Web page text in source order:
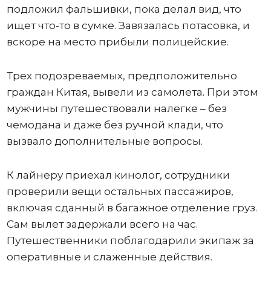
подложил фальшивки, пока делал вид, что
ищет что-то в сумке. Завязалась потасовка, и
вскоре на место прибыли полицейские.
Трех подозреваемых, предположительно
граждан Китая, вывели из самолета. При этом
мужчины путешествовали налегке – без
чемодана и даже без ручной клади, что
вызвало дополнительные вопросы.
К лайнеру приехал кинолог, сотрудники
проверили вещи остальных пассажиров,
включая сданный в багажное отделение груз.
Сам вылет задержали всего на час.
Путешественники поблагодарили экипаж за
оперативные и слаженные действия.